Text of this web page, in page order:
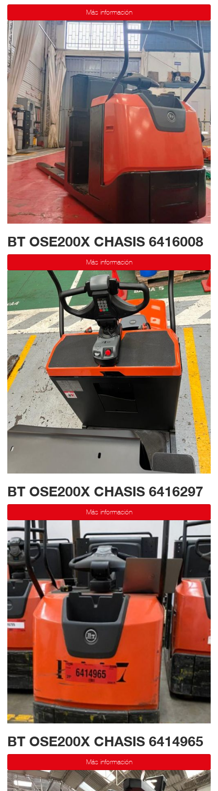
Más información
BT OSE200X CHASIS 6416008
Más información
BT OSE200X CHASIS 6416297
Más información
BT OSE200X CHASIS 6414965
Más información